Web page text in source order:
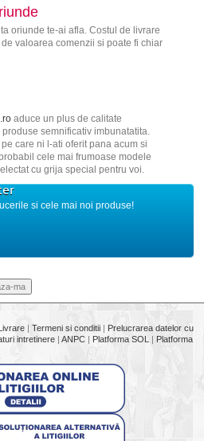
oriunde te-ai afla. Costul de livrare
valoarea comenzii si poate fi chiar
aduce un plus de calitate
semnificativ imbunatatita.
care ni l-ati oferit pana acum si
cele mai frumoase modele
cu grija special pentru voi.
si cele mai noi produse!
| Termeni si conditii | Prelucrarea datelor cu
intretinere | ANPC | Platforma SOL | Platforma